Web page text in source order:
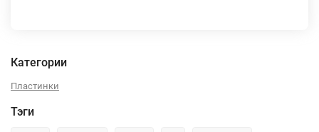
Категории
Пластинки
Тэги